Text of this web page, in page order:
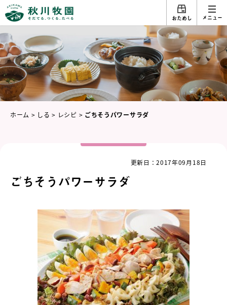
おためし メニュー
ホーム > しる > レシピ > ごちそうパワーサラダ
更新日：2017年09月18日
ごちそうパワーサラダ